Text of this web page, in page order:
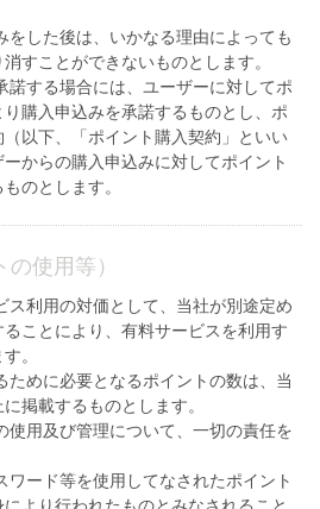
をした後は、いかなる理由によっても
すことができないものとします。
諾する場合には、ユーザーに対してポ
購入申込みを承諾するものとし、ポ
以下、「ポイント購入契約」といい
からの購入申込みに対してポイント
のとします。
使用等）
ス利用の対価として、当社が別途定め
ことにより、有料サービスを利用す
。
ために必要となるポイントの数は、当
掲載するものとします。
使用及び管理について、一切の責任を
ワード等を使用してなされたポイント